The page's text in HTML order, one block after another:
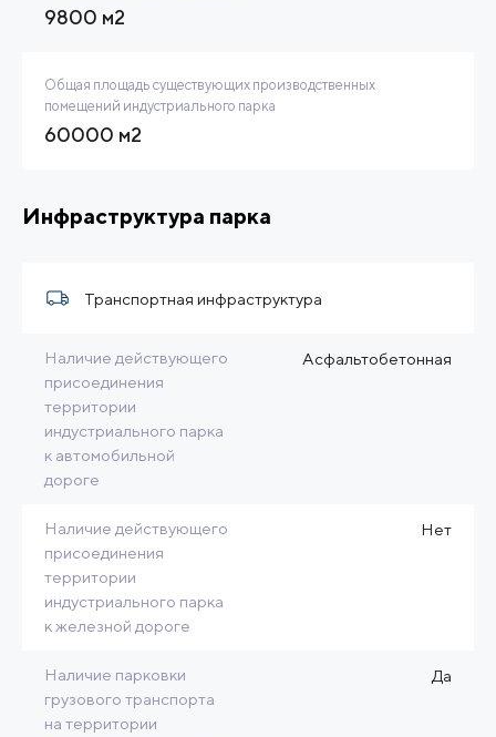
9800 м2
Общая площадь существующих производственных
помещений индустриального парка
60000 м2
Инфраструктура парка
Транспортная инфраструктура
Наличие действующего
присоединения
территории
индустриального парка
к автомобильной
дороге
Асфальтобетонная
Наличие действующего
присоединения
территории
индустриального парка
к железной дороге
Нет
Наличие парковки
грузового транспорта
на территории
Да